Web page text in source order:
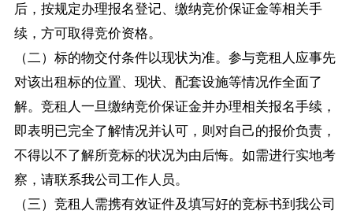
后，按规定办理报名登记、缴纳竞价保证金等相关手
续，方可取得竞价资格。
（二）标的物交付条件以现状为准。参与竞租人应事先
对该出租标的位置、现状、配套设施等情况作全面了
解。竞租人一旦缴纳竞价保证金并办理相关报名手续，
即表明已完全了解情况并认可，则对自己的报价负责，
不得以不了解所竞标的状况为由后悔。如需进行实地考
察，请联系我公司工作人员。
（三）竞租人需携有效证件及填写好的竞标书到我公司